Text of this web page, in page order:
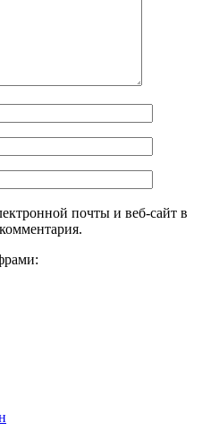
почты и веб-сайт в